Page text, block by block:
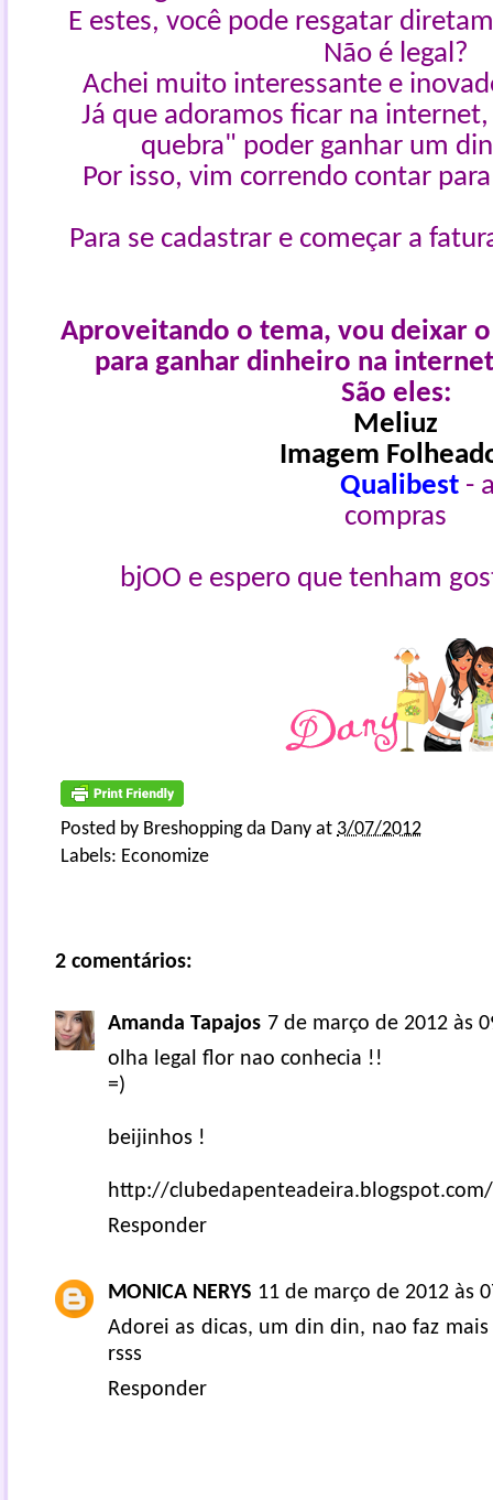
E estes, você pode resgatar
Não é legal?
Achei muito interessante e
Já que adoramos ficar na
quebra" poder ganhar um
Por isso, vim correndo contar
Para se cadastrar e começar a
Aproveitando o tema, vou deixar
para ganhar dinheiro na
São eles:
Meliuz
Imagem
Qualibest -
compras
bjOO e espero que tenham
Posted by Breshopping da Dany at 3/07/2012
Labels: Economize
2 comentários:
Amanda Tapajos 7 de março de 2012 às
olha legal flor nao conhecia !!
=)
beijinhos !
http://clubedapenteadeira.blogspot.com/
Responder
MONICA NERYS 11 de março de 2012 às
Adorei as dicas, um din din, nao faz
rsss
Responder